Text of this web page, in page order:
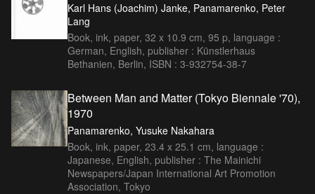
Karl Hans (Joachim) Janke, Panamarenko, Peter
Lang
Book, ink, paper, 32 x 10.9 cm, 95 p, language :
German, English, publisher : Künstlerhaus
Bethanien, Berlin, ISBN : 3-932754-38-7
Between Man and Matter (Tokyo Biennale '70),
1970
Panamarenko, Yusuke Nakahara
Book, ink, paper, 23.4 x 25.1 cm, language :
Japanese, English, publisher : The Mainichi
Newspapers/Japan International Art Promotion
Association, Tokyo